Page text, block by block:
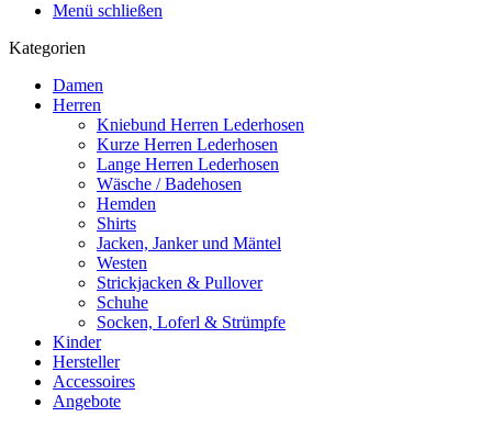
Menü schließen
Kategorien
Damen
Herren
Kniebund Herren Lederhosen
Kurze Herren Lederhosen
Lange Herren Lederhosen
Wäsche / Badehosen
Hemden
Shirts
Jacken, Janker und Mäntel
Westen
Strickjacken & Pullover
Schuhe
Socken, Loferl & Strümpfe
Kinder
Hersteller
Accessoires
Angebote